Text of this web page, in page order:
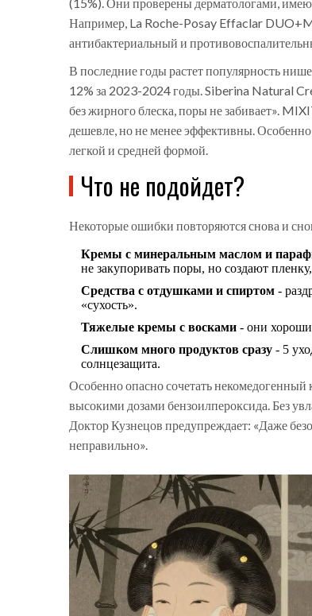
Например, La Roche-Posay Effaclar
антибактериальный и
В последние годы растет популярность
12% за 2023-2024 годы. Siberina Natural
без жирного блеска, поры не забивает».
дешевле, но не менее эффективны. Особенно
легкой и средней формой.
Что не подойдет?
Некоторые ошибки повторяются снова и
Кремы с минеральным маслом и
не закупоривать поры, но создают
Средства с отдушками и спиртом -
«сухость».
Тяжелые кремы с восками - они
Слишком много продуктов сразу - 5
солнцезащита.
Особенно опасно сочетать
высокими дозами бензоилпероксида. Без
Доктор Кузнецов предупреждает: «Даже
неправильно».